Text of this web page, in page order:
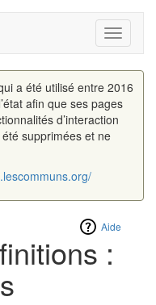
Toggle
a été utilisé entre 2016
afin que ses pages
d’interaction
supprimées et ne
Aide
: